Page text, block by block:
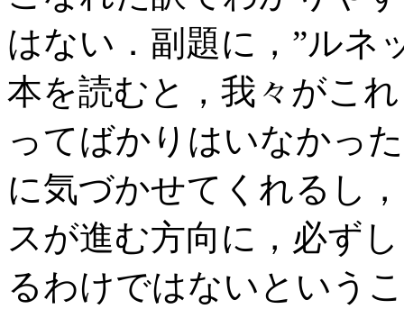
はない．副題に，”ルネ
本を読むと，我々がこ
ってばかりはいなかっ
に気づかせてくれるし
スが進む方向に，必ず
るわけではないという